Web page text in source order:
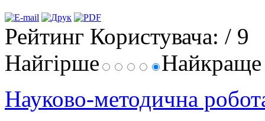
Рейтинг Користувача: / 9
Найгірше
Науково-методична